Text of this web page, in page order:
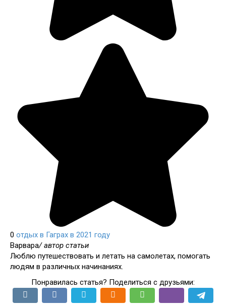
0 отдых в Гаграх в 2021 году
Варвара/ автор статьи
Люблю путешествовать и летать на самолетах, помогать
людям в различных начинаниях.
Понравилась статья? Поделиться с друзьями: